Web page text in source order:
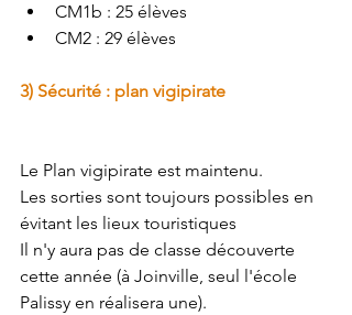
CM1b : 25 élèves
CM2 : 29 élèves
3) Sécurité : plan vigipirate
Le Plan vigipirate est maintenu.
Les sorties sont toujours possibles en
évitant les lieux touristiques
Il n'y aura pas de classe découverte
cette année (à Joinville, seul l'école
Palissy en réalisera une).